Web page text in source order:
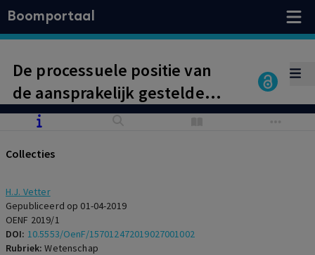
Boomportaal
De processuele positie van
de aansprakelijk gestelde
bestuurder
Collecties
H.J. Vetter
Gepubliceerd op 01-04-2019
OENF 2019/1
DOI: 10.5553/OenF/157012472019027001002
Rubriek:Wetenschap